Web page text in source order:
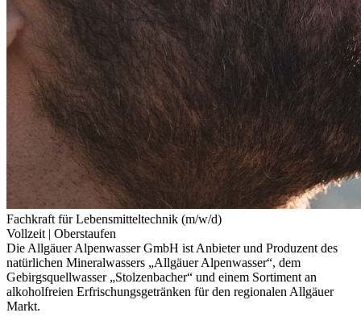
Fachkraft für Lebensmitteltechnik (m/w/d)
Vollzeit | Oberstaufen
Die Allgäuer Alpenwasser GmbH ist Anbieter und Produzent des
natürlichen Mineralwassers „Allgäuer Alpenwasser“, dem
Gebirgsquellwasser „Stolzenbacher“ und einem Sortiment an
alkoholfreien Erfrischungsgetränken für den regionalen Allgäuer
Markt.